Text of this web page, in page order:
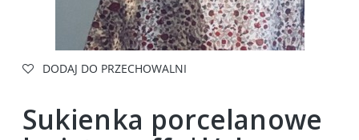
DODAJ DO PRZECHOWALNI
Sukienka porcelanowe